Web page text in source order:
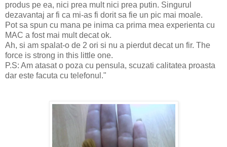
produs pe ea, nici prea mult nici prea putin. Singurul
dezavantaj ar fi ca mi-as fi dorit sa fie un pic mai moale.
Pot sa spun cu mana pe inima ca prima mea experienta cu
MAC a fost mai mult decat ok.
Ah, si am spalat-o de 2 ori si nu a pierdut decat un fir. The
force is strong in this little one.
P.S: Am atasat o poza cu pensula, scuzati calitatea proasta
dar este facuta cu telefonul."